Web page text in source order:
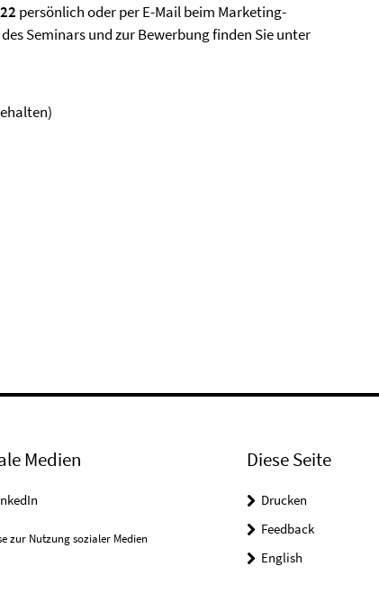
persönlich oder per E-Mail beim Marketing-
Seminars und zur Bewerbung finden Sie unter
Medien
zur Nutzung sozialer Medien
Diese Seite
Drucken
Feedback
English